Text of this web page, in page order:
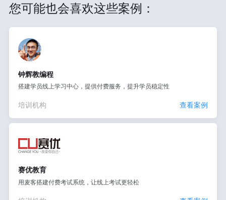
您可能也会喜欢这些案例：
钟辉教编程
搭建学员线上学习中心，提供付费服务，提升学员稳定性
培训机构 查看案例
赛优教育
用麦客搭建付费考试系统，让线上考试更轻松